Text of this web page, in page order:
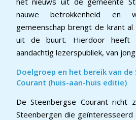
nauwe betrokkenheid en
gemeenschap brengt de krant
uit de buurt. Hierdoor
aandachtig lezerspubliek, van
Doelgroep en het bereik van de
Courant (huis-aan-huis editie)
De Steenbergse Courant richt
Steenbergen die geïnteresseerd